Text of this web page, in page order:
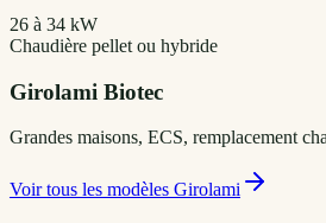
26 à 34 kW
Chaudière pellet ou hybride
Girolami Biotec
Grandes maisons, ECS, remplacement
Voir tous les modèles Girolami